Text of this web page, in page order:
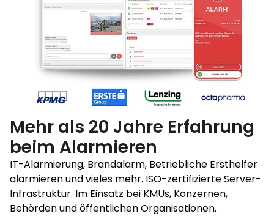
Mehr als 20 Jahre Erfahrung
beim Alarmieren
IT-Alarmierung, Brandalarm, Betriebliche Ersthelfer
alarmieren und vieles mehr. ISO-zertifizierte Server-
Infrastruktur. Im Einsatz bei KMUs, Konzernen,
Behörden und öffentlichen Organisationen.